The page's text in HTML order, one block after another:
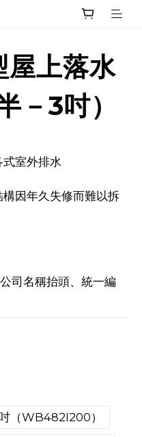
上落水
－3吋）
室外排水
因年久失修而難以拆
司名稱抬頭、統一編
（WB482I200）